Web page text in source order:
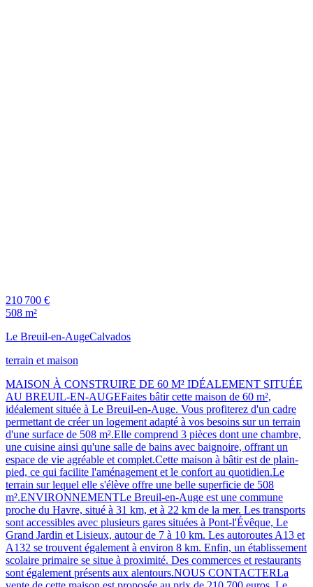
210 700 €
508 m²
Le Breuil-en-AugeCalvados
terrain et maison
MAISON À CONSTRUIRE DE 60 M² IDÉALEMENT SITUÉE
AU BREUIL-EN-AUGEFaites bâtir cette maison de 60 m²,
idéalement située à Le Breuil-en-Auge. Vous profiterez d'un cadre
permettant de créer un logement adapté à vos besoins sur un terrain
d'une surface de 508 m².Elle comprend 3 pièces dont une chambre,
une cuisine ainsi qu'une salle de bains avec baignoire, offrant un
espace de vie agréable et complet.Cette maison à bâtir est de plain-
pied, ce qui facilite l'aménagement et le confort au quotidien.Le
terrain sur lequel elle s'élève offre une belle superficie de 508
m².ENVIRONNEMENTLe Breuil-en-Auge est une commune
proche du Havre, situé à 31 km, et à 22 km de la mer. Les transports
sont accessibles avec plusieurs gares situées à Pont-l'Évêque, Le
Grand Jardin et Lisieux, autour de 7 à 10 km. Les autoroutes A13 et
A132 se trouvent également à environ 8 km. Enfin, un établissement
scolaire primaire se situe à proximité. Des commerces et restaurants
sont également présents aux alentours.NOUS CONTACTERLa